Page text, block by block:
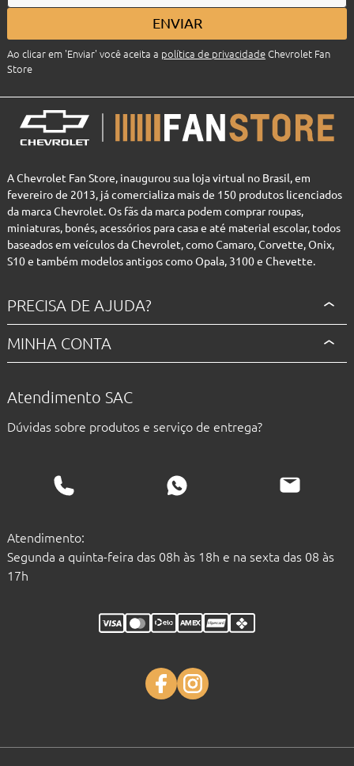
ENVIAR
Ao clicar em 'Enviar' você aceita a política de privacidadeChevrolet Fan
Store
A Chevrolet Fan Store, inaugurou sua loja virtual no Brasil, em
fevereiro de 2013, já comercializa mais de 150 produtos licenciados
da marca Chevrolet. Os fãs da marca podem comprar roupas,
miniaturas, bonés, acessórios para casa e até material escolar, todos
baseados em veículos da Chevrolet, como Camaro, Corvette, Onix,
S10 e também modelos antigos como Opala, 3100 e Chevette.
PRECISA DE AJUDA?
MINHA CONTA
Atendimento SAC
Dúvidas sobre produtos e serviço de entrega?
Atendimento:
Segunda a quinta-feira das 08h às 18h e na sexta das 08 às
17h